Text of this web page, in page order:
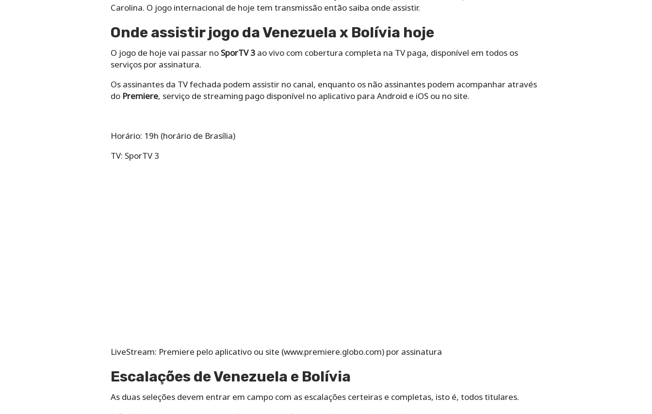
Carolina. O jogo internacional de hoje tem transmissão então saiba onde assistir.
Onde assistir jogo da Venezuela x Bolívia hoje
O jogo de hoje vai passar no SporTV 3ao vivo com cobertura completa na TV paga, disponível em todos os
serviços por assinatura.
Os assinantes da TV fechada podem assistir no canal, enquanto os não assinantes podem acompanhar através
do Premiere, serviço de streaming pago disponível no aplicativo para Android e iOS ou no site.
Horário: 19h (horário de Brasília)
TV: SporTV 3
LiveStream: Premiere pelo aplicativo ou site (www.premiere.globo.com) por assinatura
Escalações de Venezuela e Bolívia
As duas seleções devem entrar em campo com as escalações certeiras e completas, isto é, todos titulares.